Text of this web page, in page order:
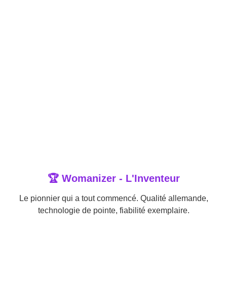
🏆 Womanizer - L'Inventeur
Le pionnier qui a tout commencé. Qualité allemande,
technologie de pointe, fiabilité exemplaire.